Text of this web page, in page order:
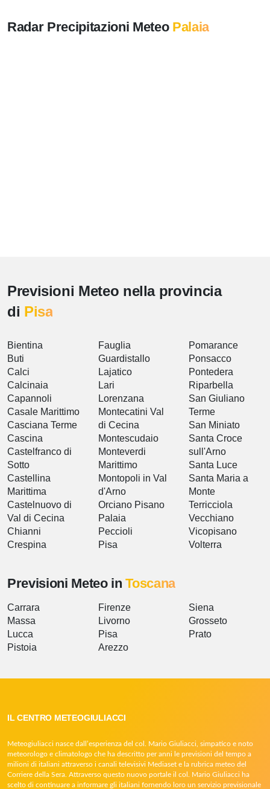
Radar Precipitazioni Meteo Palaia
Previsioni Meteo nella provincia
di Pisa
Bientina
Buti
Calci
Calcinaia
Capannoli
Casale Marittimo
Casciana Terme
Cascina
Castelfranco di
Sotto
Castellina
Marittima
Castelnuovo di
Val di Cecina
Chianni
Crespina
Fauglia
Guardistallo
Lajatico
Lari
Lorenzana
Montecatini Val
di Cecina
Montescudaio
Monteverdi
Marittimo
Montopoli in Val
d'Arno
Orciano Pisano
Palaia
Peccioli
Pisa
Pomarance
Ponsacco
Pontedera
Riparbella
San Giuliano
Terme
San Miniato
Santa Croce
sull'Arno
Santa Luce
Santa Maria a
Monte
Terricciola
Vecchiano
Vicopisano
Volterra
Previsioni Meteo inToscana
Carrara
Massa
Lucca
Pistoia
Firenze
Livorno
Pisa
Arezzo
Siena
Grosseto
Prato
IL CENTRO METEOGIULIACCI
Meteogiuliacci nasce dall’esperienza del col. Mario Giuliacci, simpatico e noto
meteorologo e climatologo che ha descritto per anni le previsioni del tempo a
milioni di italiani attraverso i canali televisivi Mediaset e la rubrica meteo del
Corriere della Sera. Attraverso questo nuovo portale il col. Mario Giuliacci ha
scelto di continuare a informare gli italiani fornendo loro un servizio previsionale